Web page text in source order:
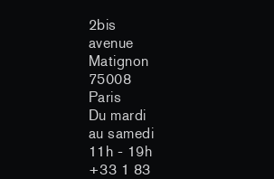
2bis
avenue
Matignon
75008
Paris
Du mardi
au samedi
11h - 19h
+33 1 83